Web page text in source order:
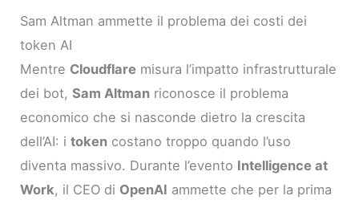
Sam Altman ammette il problema dei costi dei
token AI
Mentre Cloudflare misura l’impatto infrastrutturale
dei bot,Sam Altman riconosce il problema
economico che si nasconde dietro la crescita
dell’AI: itoken costano troppo quando l’uso
diventa massivo. Durante l’evento Intelligence at
Work, il CEO di OpenAI ammette che per la prima